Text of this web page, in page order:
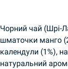
Чорний чай (Шрі-
шматочки манго
календули (1%),
натуральний